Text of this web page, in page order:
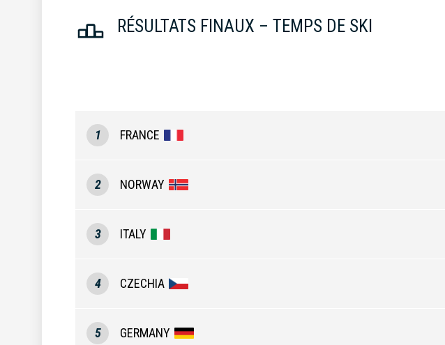
RÉSULTATS FINAUX – TEMPS DE SKI
1 FRANCE
2 NORWAY
3 ITALY
4 CZECHIA
5 GERMANY